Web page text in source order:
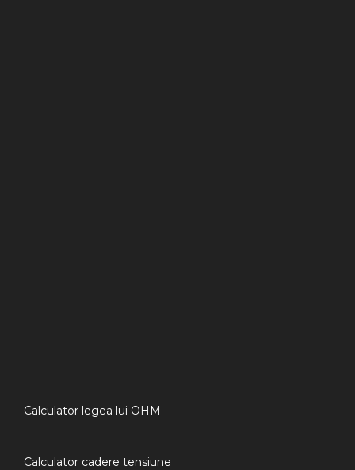
Calculator legea lui OHM
Calculator cadere tensiune